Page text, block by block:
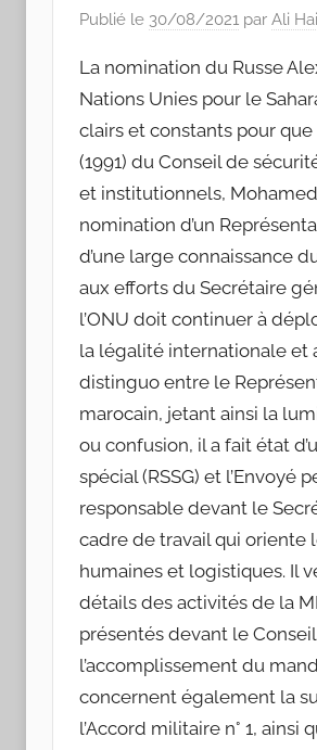
Publié le 30/08/2021 par Ali
La nomination du Russe
Nations Unies pour le
clairs et constants pour
(1991) du Conseil de
et institutionnels,
nomination d’un
d’une large connaissance
aux efforts du Secrétaire
l’ONU doit continuer à
la légalité internationale et
distinguo entre le
marocain, jetant ainsi la
ou confusion, il a fait état
spécial (RSSG) et l’Envoyé
responsable devant le
cadre de travail qui oriente
humaines et logistiques. Il
détails des activités de la
présentés devant le
l’accomplissement du
concernent également la
l’Accord militaire n° 1,